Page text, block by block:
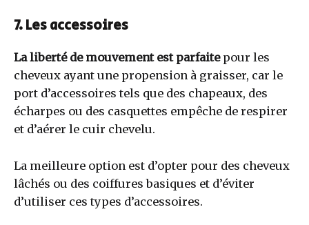
7. Les accessoires
La liberté de mouvement est parfaite pour les
cheveux ayant une propension à graisser, car le
port d’accessoires tels que des chapeaux, des
écharpes ou des casquettes empêche de respirer
et d’aérer le cuir chevelu.
La meilleure option est d’opter pour des cheveux
lâchés ou des coiffures basiques et d’éviter
d’utiliser ces types d’accessoires.